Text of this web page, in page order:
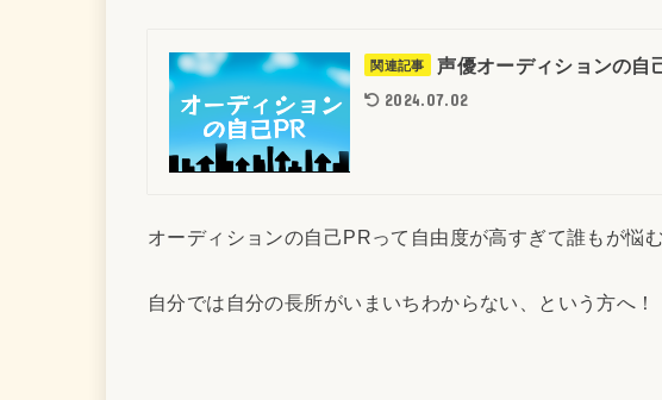
関連記事 声優オーディションの自
2024.07.02
オーディションの自己PRって自由度が高すぎて誰もが悩
自分では自分の長所がいまいちわからない、という方へ！